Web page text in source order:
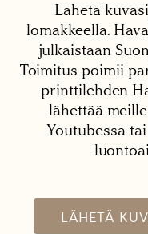
Lähetä
lomakkeella.
julkaistaan
Toimitus poimii
printtilehden
lähettää
Youtubessa
LÄHETÄ